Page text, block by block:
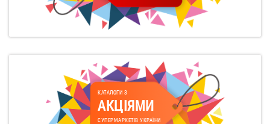
КАТАЛОГИ З
АКЦІЯМИ
СУПЕРМАРКЕТІВ УКРАЇНИ